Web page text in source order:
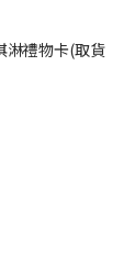
淋禮物卡(取貨